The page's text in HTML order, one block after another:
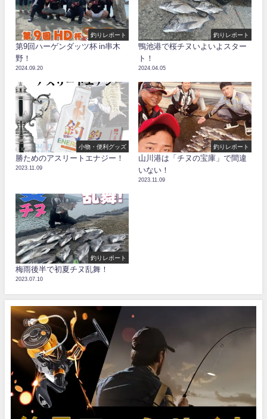
釣りレポート
第9回ハーゲンダッツ杯 in串木
野！
2024.09.20
釣りレポート
鴨池港で桜チヌいよいよスター
ト！
2024.04.05
小物・便利グッズ
勝ためのアスリートエナジー！
2023.11.09
釣りレポート
山川港は「チヌの宝庫」で間違
いない！
2023.11.09
釣りレポート
梅雨後半で初夏チヌ乱舞！
2023.07.10